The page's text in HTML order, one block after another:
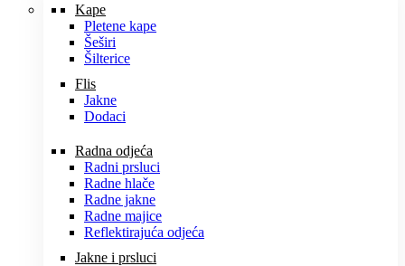
Kape
Pletene kape
Šeširi
Šilterice
Flis
Jakne
Dodaci
Radna odjeća
Radni prsluci
Radne hlače
Radne jakne
Radne majice
Reflektirajuća odjeća
Jakne i prsluci